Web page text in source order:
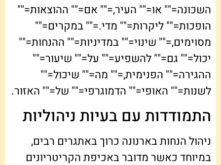
השכונה="" או="" העיר,="" אם="" ההוצאות=""
הופכות="" ליקרות="" מדי.="" במקרים=""
מסוימים,="" שינוי="" במדיניות="" ההנחות=""
יכול="" גם="" להשפיע="" על="" שיעור=""
ההגירה="" הפנימית,="" מה="" שיכול=""
לשנות="" האופי="" הדמוגרפי="" של="" האזור.
התמודדות עם בעיות ניהוליות
ניהול הנחות בארנונה כרוך באתגרים רבים,
במיוחד כאשר מדובר באכיפת הקריטריונים